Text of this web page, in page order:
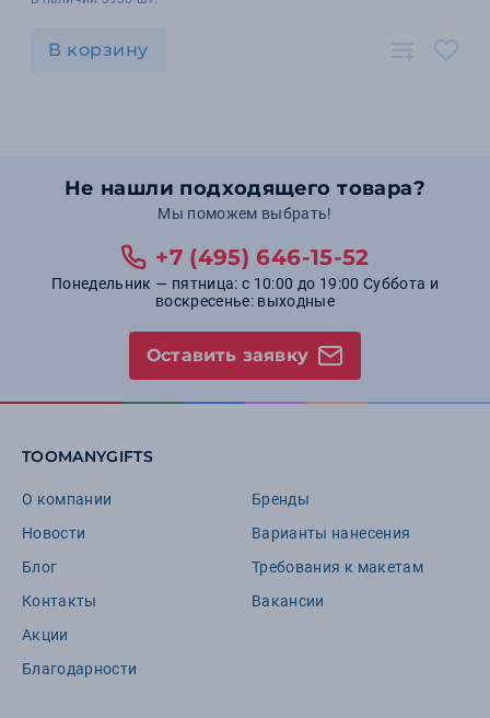
В корзину
Не нашли подходящего товара?
Мы поможем выбрать!
+7 (495) 646-15-52
Понедельник — пятница: с 10:00 до 19:00 Суббота и
воскресенье: выходные
Оставить заявку
TOOMANYGIFTS
О компании
Новости
Блог
Контакты
Акции
Благодарности
Бренды
Варианты нанесения
Требования к макетам
Вакансии